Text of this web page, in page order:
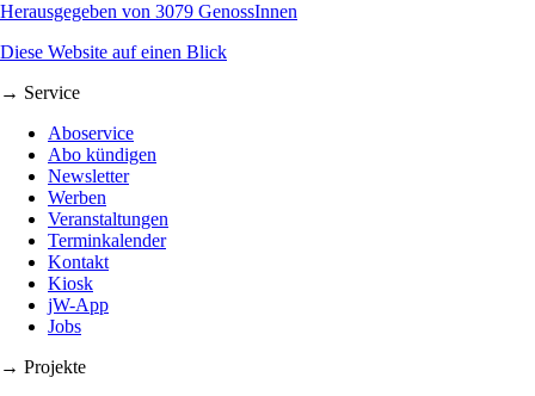
Herausgegeben von 3079 GenossInnen
Diese Website auf einen Blick
→ Service
Aboservice
Abo kündigen
Newsletter
Werben
Veranstaltungen
Terminkalender
Kontakt
Kiosk
jW-App
Jobs
→ Projekte